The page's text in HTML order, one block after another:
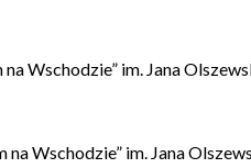
Wschodzie” im. Jana
Wschodzie” im. Jana